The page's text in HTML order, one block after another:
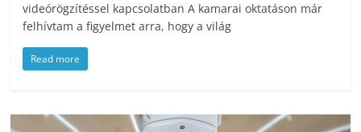
videórögzítéssel kapcsolatban A kamarai oktatáson már
felhívtam a figyelmet arra, hogy a világ
Read more